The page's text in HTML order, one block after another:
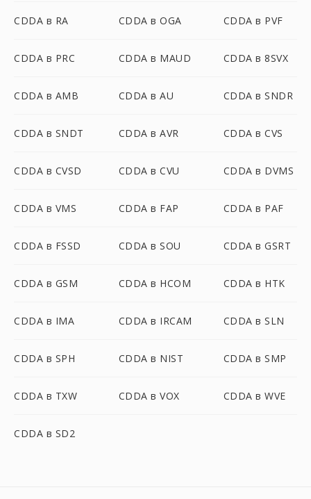
CDDA в RA CDDA в OGA CDDA в PVF
CDDA в PRC CDDA в MAUD CDDA в 8SVX
CDDA в AMB CDDA в AU CDDA в SNDR
CDDA в SNDT CDDA в AVR CDDA в CVS
CDDA в CVSD CDDA в CVU CDDA в DVMS
CDDA в VMS CDDA в FAP CDDA в PAF
CDDA в FSSD CDDA в SOU CDDA в GSRT
CDDA в GSM CDDA в HCOM CDDA в HTK
CDDA в IMA CDDA в IRCAM CDDA в SLN
CDDA в SPH CDDA в NIST CDDA в SMP
CDDA в TXW CDDA в VOX CDDA в WVE
CDDA в SD2